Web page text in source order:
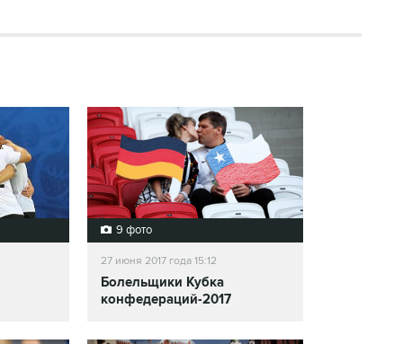
9 фото
27 июня 2017 года 15:12
Болельщики Кубка
конфедераций-2017